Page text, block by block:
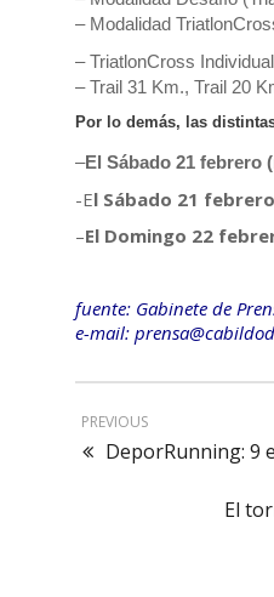
– Modalidad
– TriatlonCross
– Trail 31 Km., Trail 20
Por lo demás, las
–El Sábado 21 febrero
-El Sábado 21
–El Domingo 22
fuente: Gabinete de
e-mail:
PREVIOUS
DeporRunning: 9
El